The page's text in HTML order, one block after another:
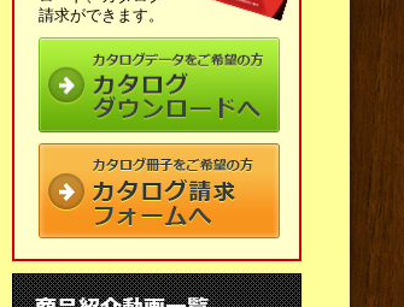
請求ができます。